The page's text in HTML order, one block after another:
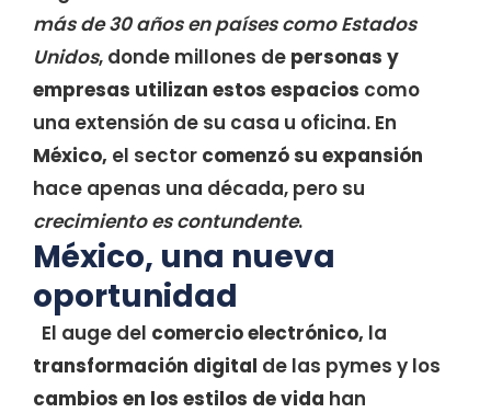
más de 30 años en países como Estados
Unidos, donde millones de personas y
empresas utilizan estos espacios como
una extensión de su casa u oficina. En
México, el sector comenzó su expansión
hace apenas una década, pero su
crecimiento es contundente.
México, una nueva
oportunidad
El auge del comercio electrónico, la
transformación digital de las pymes y los
cambios en los estilos de vida han